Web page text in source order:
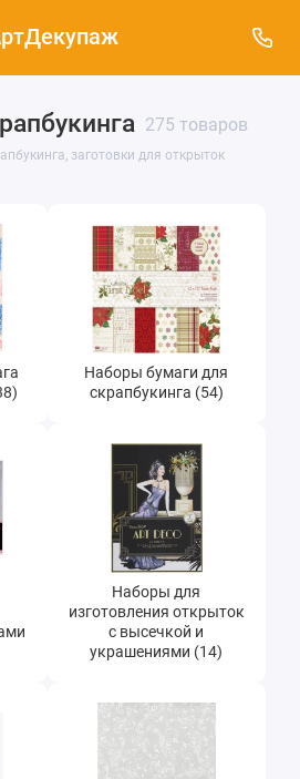
275 товаров
заготовки для открыток
с конвертами (50)
открыток с
(14)
(3)
бумага, веллум (7)
- прозрачные
клапаном (8)
Наборы бумаги для
скрапбукинга (54)
Наборы для
изготовления открыток
с высечкой и
украшениями (14)